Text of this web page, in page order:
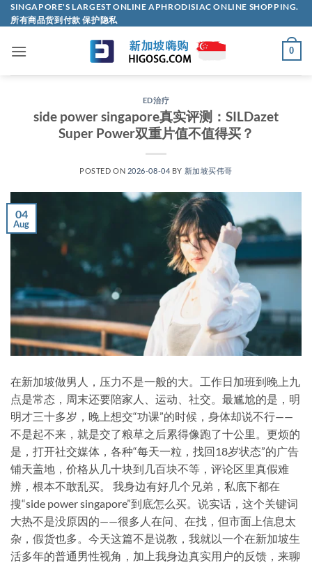
Skip
to
SINGAPORE'S LARGEST ONLINE APHRODISIAC ONLINE SHOPPING.
所有商品货到付款 保护隐私
0
ED治疗
side power singapore真实评测：SILDazet
Super Power双重片值不值得买？
POSTED ON 2026-08-04 BY 新加坡买伟哥
04
Aug
在新加坡做男人，压力不是一般的大。工作日加班到晚上九
点是常态，周末还要陪家人、运动、社交。最尴尬的是，明
明才三十多岁，晚上想交“功课”的时候，身体却说不行——
不是起不来，就是交了粮草之后累得像跑了十公里。更烦的
是，打开社交媒体，各种“每天一粒，找回18岁状态”的广告
铺天盖地，价格从几十块到几百块不等，评论区里真假难
辨，根本不敢乱买。 我身边有好几个兄弟，私底下都在
搜“side power singapore”到底怎么买。说实话，这个关键词
大热不是没原因的——很多人在问、在找，但市面上信息太
杂，假货也多。今天这篇不是说教，我就以一个在新加坡生
活多年的普通男性视角，加上我身边真实用户的反馈，来聊